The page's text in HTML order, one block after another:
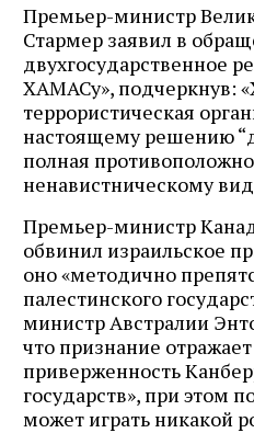
Премьер-министр
Стармер заявил в
двухгосударственное
ХАМАСу», подчеркнув:
террористическая
настоящему решению
полная
ненавистническому
Премьер-министр
обвинил израильское
оно «методично
палестинского
министр Австралии
что признание
приверженность
государств», при этом
может играть никакой